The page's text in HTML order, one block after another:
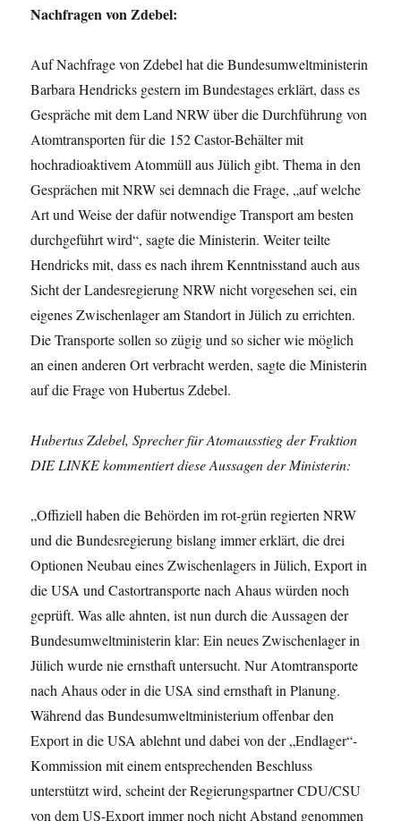
Nachfragen von Zdebel:
Auf Nachfrage von Zdebel hat die Bundesumweltministerin
Barbara Hendricks gestern im Bundestages erklärt, dass es
Gespräche mit dem Land NRW über die Durchführung von
Atomtransporten für die 152 Castor-Behälter mit
hochradioaktivem Atommüll aus Jülich gibt. Thema in den
Gesprächen mit NRW sei demnach die Frage, „auf welche
Art und Weise der dafür notwendige Transport am besten
durchgeführt wird“, sagte die Ministerin. Weiter teilte
Hendricks mit, dass es nach ihrem Kenntnisstand auch aus
Sicht der Landesregierung NRW nicht vorgesehen sei, ein
eigenes Zwischenlager am Standort in Jülich zu errichten.
Die Transporte sollen so zügig und so sicher wie möglich
an einen anderen Ort verbracht werden, sagte die Ministerin
auf die Frage von Hubertus Zdebel.
Hubertus Zdebel, Sprecher für Atomausstieg der Fraktion
DIE LINKE kommentiert diese Aussagen der Ministerin:
„Offiziell haben die Behörden im rot-grün regierten NRW
und die Bundesregierung bislang immer erklärt, die drei
Optionen Neubau eines Zwischenlagers in Jülich, Export in
die USA und Castortransporte nach Ahaus würden noch
geprüft. Was alle ahnten, ist nun durch die Aussagen der
Bundesumweltministerin klar: Ein neues Zwischenlager in
Jülich wurde nie ernsthaft untersucht. Nur Atomtransporte
nach Ahaus oder in die USA sind ernsthaft in Planung.
Während das Bundesumweltministerium offenbar den
Export in die USA ablehnt und dabei von der „Endlager“-
Kommission mit einem entsprechenden Beschluss
unterstützt wird, scheint der Regierungspartner CDU/CSU
von dem US-Export immer noch nicht Abstand genommen